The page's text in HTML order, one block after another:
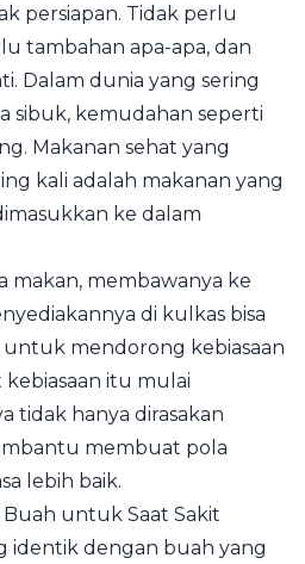
persiapan. Tidak perlu
tambahan apa-apa, dan
Dalam dunia yang sering
sibuk, kemudahan seperti
Makanan sehat yang
kali adalah makanan yang
ke dalam
makan, membawanya ke
di kulkas bisa
mendorong kebiasaan
kebiasaan itu mulai
tidak hanya dirasakan
membuat pola
lebih baik.
untuk Saat Sakit
identik dengan buah yang